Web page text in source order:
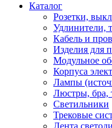
Каталог
Розетки,
Удлинители,
Кабель и
Изделия для
Модульное
Корпуса
Лампы
Люстры, бра,
Светильники
Трековые
Лента